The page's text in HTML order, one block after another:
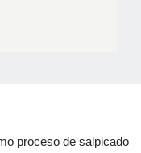
proceso de salpicado